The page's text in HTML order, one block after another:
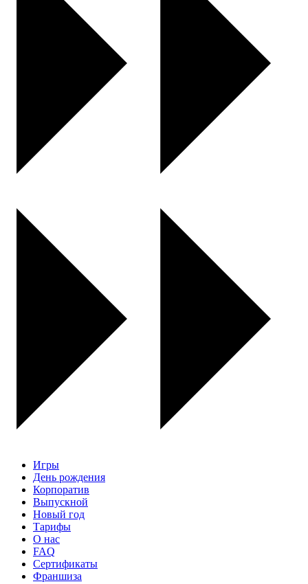
Игры
День рождения
Корпоратив
Выпускной
Новый год
Тарифы
О нас
FAQ
Сертификаты
Франшиза